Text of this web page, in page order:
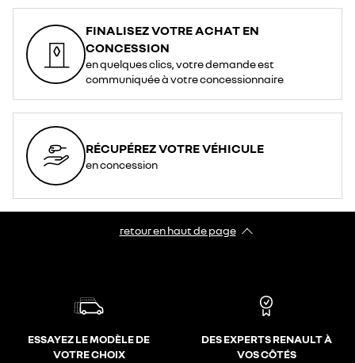
FINALISEZ VOTRE ACHAT EN
CONCESSION
en quelques clics, votre demande est
communiquée à votre concessionnaire
RÉCUPÉREZ VOTRE VÉHICULE
en concession
retour en haut de page​
ESSAYEZ LE MODÈLE DE
VOTRE CHOIX
DES EXPERTS RENAULT À
VOS CÔTÉS